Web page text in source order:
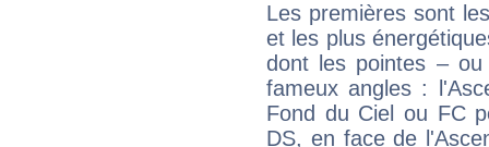
Les premières sont
et les plus
dont les pointes –
fameux angles :
Fond du Ciel ou FC
DS, en face de